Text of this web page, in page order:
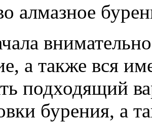
алмазное
а также вся
подходящий
бурения, а